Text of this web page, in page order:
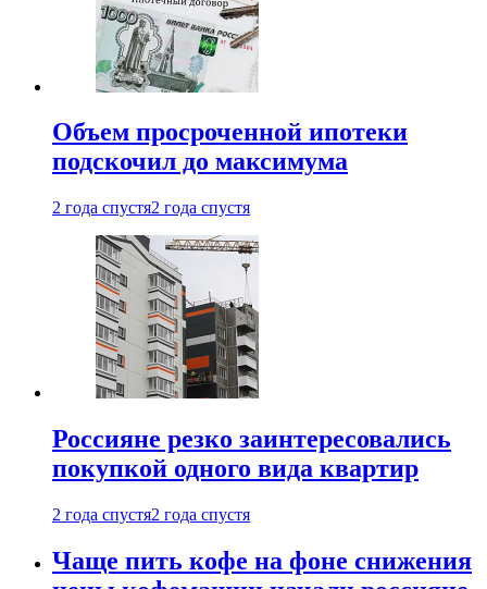
Объем просроченной ипотеки
подскочил до максимума
2 года спустя2 года спустя
Россияне резко заинтересовались
покупкой одного вида квартир
2 года спустя2 года спустя
Чаще пить кофе на фоне снижения